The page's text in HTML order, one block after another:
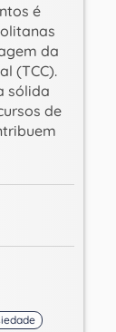
é
da
(TCC).
sólida
de